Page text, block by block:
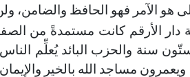
هو الآمر فهو الحافظ والضامن،
دار الأرقم كانت مستمدةً من
سنة والحزب البائد يُعلِّم
مساجد الله بالخير